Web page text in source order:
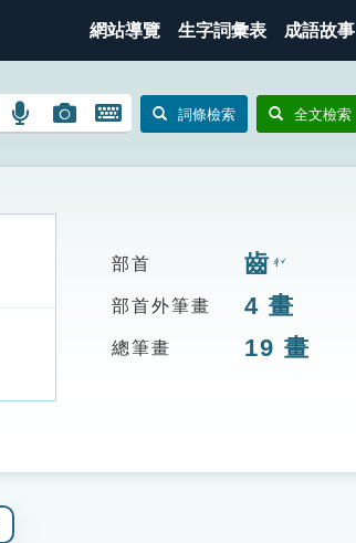
網站導覽 生字詞彙表 成語故事
語
搜
圖
圖
搜
開
鍵
詞條檢索 全文檢索
部首 齒 ㄔˇ
部首外筆畫 4 畫
總筆畫 19 畫